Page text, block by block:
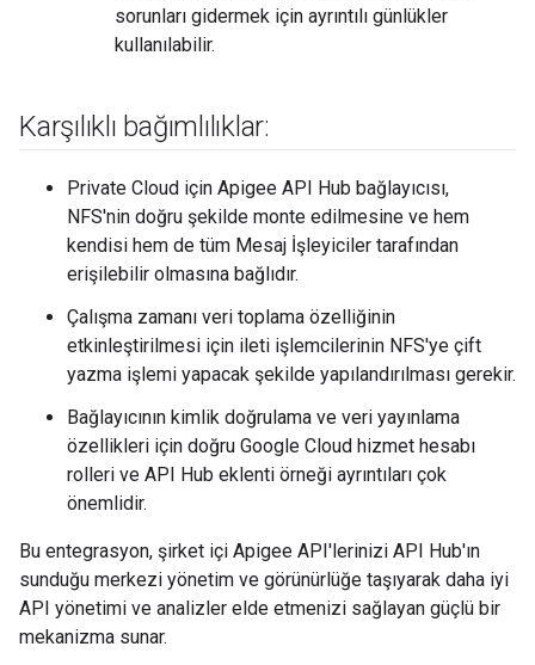
sorunları gidermek için ayrıntılı günlükler
kullanılabilir.
Karşılıklı bağımlılıklar:
Private Cloud için Apigee API Hub bağlayıcısı,
NFS'nin doğru şekilde monte edilmesine ve hem
kendisi hem de tüm Mesaj İşleyiciler tarafından
erişilebilir olmasına bağlıdır.
Çalışma zamanı veri toplama özelliğinin
etkinleştirilmesi için ileti işlemcilerinin NFS'ye çift
yazma işlemi yapacak şekilde yapılandırılması gerekir.
Bağlayıcının kimlik doğrulama ve veri yayınlama
özellikleri için doğru Google Cloud hizmet hesabı
rolleri ve API Hub eklenti örneği ayrıntıları çok
önemlidir.
Bu entegrasyon, şirket içi Apigee API'lerinizi API Hub'ın
sunduğu merkezi yönetim ve görünürlüğe taşıyarak daha iyi
API yönetimi ve analizler elde etmenizi sağlayan güçlü bir
mekanizma sunar.